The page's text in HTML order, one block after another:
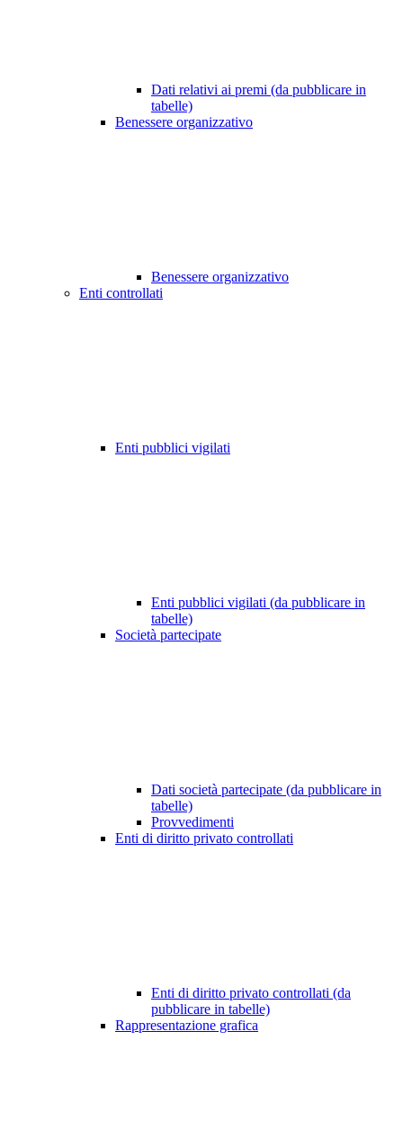
Dati relativi ai premi (da pubblicare in
tabelle)
Benessere organizzativo
Benessere organizzativo
Enti controllati
Enti pubblici vigilati
Enti pubblici vigilati (da pubblicare in
tabelle)
Società partecipate
Dati società partecipate (da pubblicare in
tabelle)
Provvedimenti
Enti di diritto privato controllati
Enti di diritto privato controllati (da
pubblicare in tabelle)
Rappresentazione grafica